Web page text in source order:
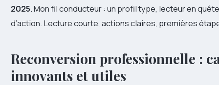
2025. Mon fil conducteur : un profil type, lecteur en
d’action. Lecture courte, actions claires, premières
Reconversion professionnelle :
innovants et utiles